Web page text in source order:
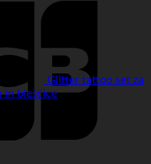
Glitter tattoo set za
in bleščice